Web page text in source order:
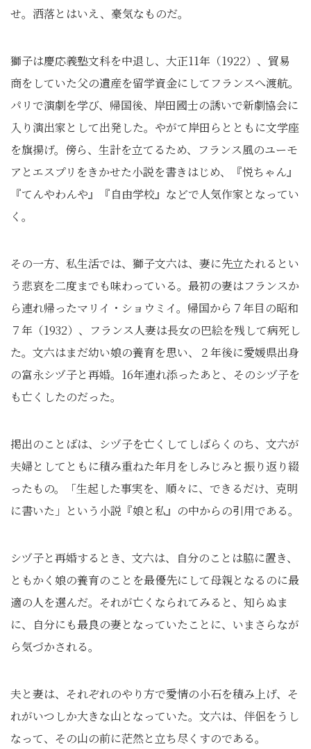
せ。洒落とはいえ、豪気なものだ。
獅子は慶応義塾文科を中退し、大正11年（1922）、貿易
商をしていた父の遺産を留学資金にしてフランスへ渡航。
パリで演劇を学び、帰国後、岸田國士の誘いで新劇協会に
入り演出家として出発した。やがて岸田らとともに文学座
を旗揚げ。傍ら、生計を立てるため、フランス風のユーモ
アとエスプリをきかせた小説を書きはじめ、『悦ちゃん』
『てんやわんや』『自由学校』などで人気作家となってい
く。
その一方、私生活では、獅子文六は、妻に先立たれるとい
う悲哀を二度までも味わっている。最初の妻はフランスか
ら連れ帰ったマリイ・ショウミイ。帰国から７年目の昭和
７年（1932）、フランス人妻は長女の巴絵を残して病死し
た。文六はまだ幼い娘の養育を思い、２年後に愛媛県出身
の富永シヅ子と再婚。16年連れ添ったあと、そのシヅ子を
も亡くしたのだった。
掲出のことばは、シヅ子を亡くしてしばらくのち、文六が
夫婦としてともに積み重ねた年月をしみじみと振り返り綴
ったもの。「生起した事実を、順々に、できるだけ、克明
に書いた」という小説『娘と私』の中からの引用である。
シヅ子と再婚するとき、文六は、自分のことは脇に置き、
ともかく娘の養育のことを最優先にして母親となるのに最
適の人を選んだ。それが亡くなられてみると、知らぬま
に、自分にも最良の妻となっていたことに、いまさらなが
ら気づかされる。
夫と妻は、それぞれのやり方で愛情の小石を積み上げ、そ
れがいつしか大きな山となっていた。文六は、伴侶をうし
なって、その山の前に茫然と立ち尽くすのである。